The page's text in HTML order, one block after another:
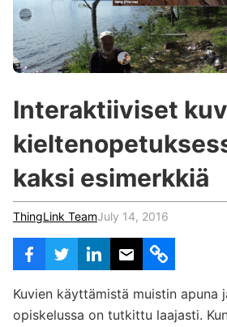
Teachers & Schools
Higher Education
Certified Trainers Program
h
f
o
r
Interaktiiviset
kaksi esimerkkiä
ThingLink TeamJuly 14, 2016
Kuvien käyttämistä muistin apuna
opiskelussa on tutkittu laajasti.